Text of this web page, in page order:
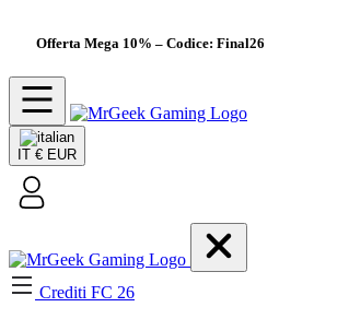
Offerta Mega 10% – Codice: Final26
IT € EUR
Crediti FC 26